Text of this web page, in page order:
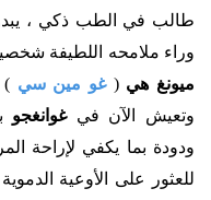
طالب في الطب ذكي ،
وراء ملامحه اللطيفة
ميونغ هي (غو مين سي
وتعيش الآن فيغوانغجو
ودودة بما يكفي لإراحة
للعثور على الأوعية